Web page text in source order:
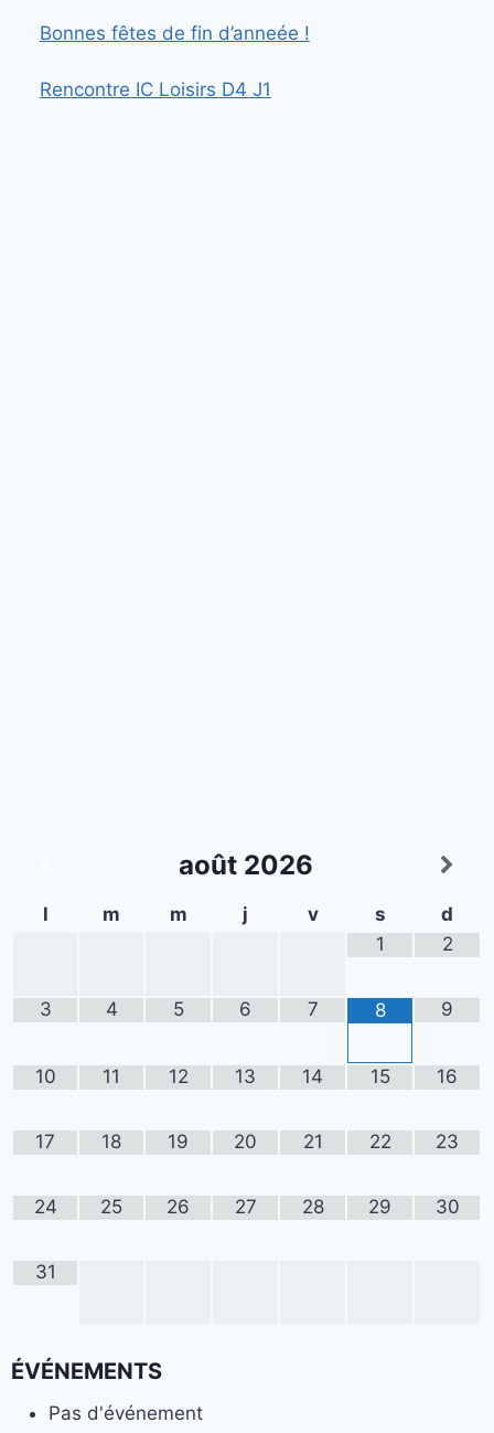
Bonnes fêtes de fin d’anneée !
Rencontre IC Loisirs D4 J1
août 2026
l m m j v s
d
1
2
3 4 5 6 7 8 9
10 11 12 13 14 15 16
17 18 19 20 21 22 23
24 25 26 27 28 29 30
31
ÉVÉNEMENTS
Pas d'événement